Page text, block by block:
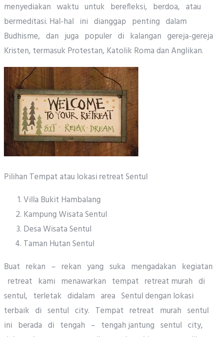
menyediakan waktu untuk berefleksi, berdoa, atau
bermeditasi. Hal-hal ini dianggap penting dalam
Budhisme, dan juga populer di kalangan gereja-gereja
Kristen, termasuk Protestan, Katolik Roma dan Anglikan.
Pilihan Tempat atau lokasi retreat Sentul
Villa Bukit Hambalang
Kampung Wisata Sentul
Desa Wisata Sentul
Taman Hutan Sentul
Buat rekan – rekan yang suka mengadakan kegiatan
retreat kami menawarkan tempat retreat murah di
sentul, terletak didalam area Sentul dengan lokasi
terbaik di sentul city. Tempat retreat murah sentul
ini berada di tengah – tengah jantung sentul city,